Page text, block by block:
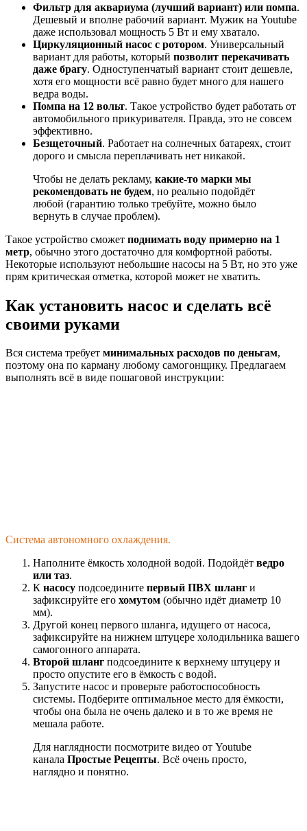
Фильтр для аквариума (лучший вариант) или помпа.
Дешевый и вполне рабочий вариант. Мужик на Youtube
даже использовал мощность 5 Вт и ему хватало.
Циркуляционный насос с ротором. Универсальный
вариант для работы, который позволит перекачивать
даже брагу. Одноступенчатый вариант стоит дешевле,
хотя его мощности всё равно будет много для нашего
ведра воды.
Помпа на 12 вольт. Такое устройство будет работать от
автомобильного прикуривателя. Правда, это не совсем
эффективно.
Безщеточный. Работает на солнечных батареях, стоит
дорого и смысла переплачивать нет никакой.
Чтобы не делать рекламу, какие-то марки мы
рекомендовать не будем, но реально подойдёт
любой (гарантию только требуйте, можно было
вернуть в случае проблем).
Такое устройство сможет поднимать воду примерно на 1
метр, обычно этого достаточно для комфортной работы.
Некоторые используют небольшие насосы на 5 Вт, но это уже
прям критическая отметка, которой может не хватить.
Как установить насос и сделать всё
своими руками
Вся система требует минимальных расходов по деньгам,
поэтому она по карману любому самогонщику. Предлагаем
выполнять всё в виде пошаговой инструкции:
Система автономного охлаждения.
Наполните ёмкость холодной водой. Подойдёт ведро
или таз.
К насосу подсоедините первый ПВХ шланг и
зафиксируйте его хомутом (обычно идёт диаметр 10
мм).
Другой конец первого шланга, идущего от насоса,
зафиксируйте на нижнем штуцере холодильника вашего
самогонного аппарата.
Второй шланг подсоедините к верхнему штуцеру и
просто опустите его в ёмкость с водой.
Запустите насос и проверьте работоспособность
системы. Подберите оптимальное место для ёмкости,
чтобы она была не очень далеко и в то же время не
мешала работе.
Для наглядности посмотрите видео от Youtube
канала Простые Рецепты. Всё очень просто,
наглядно и понятно.